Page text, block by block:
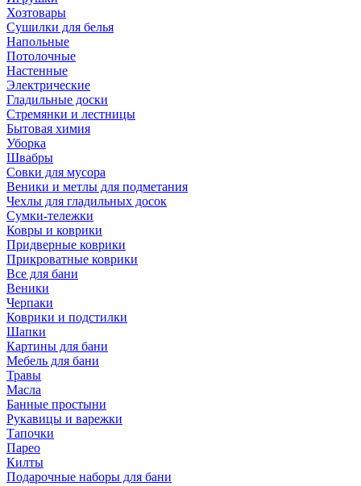
Хозтовары
Сушилки для белья
Напольные
Потолочные
Настенные
Электрические
Гладильные доски
Стремянки и лестницы
Бытовая химия
Уборка
Швабры
Совки для мусора
Веники и метлы для подметания
Чехлы для гладильных досок
Сумки-тележки
Ковры и коврики
Придверные коврики
Прикроватные коврики
Все для бани
Веники
Черпаки
Коврики и подстилки
Шапки
Картины для бани
Мебель для бани
Травы
Масла
Банные простыни
Рукавицы и варежки
Тапочки
Парео
Килты
Подарочные наборы для бани